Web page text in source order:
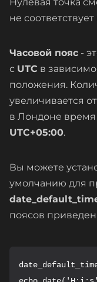
не
Часовой пояс -
с UTC в
положения.
увеличивается
в Лондоне время
UTC+05:00.
Вы можете
умолчанию для
поясов приведен